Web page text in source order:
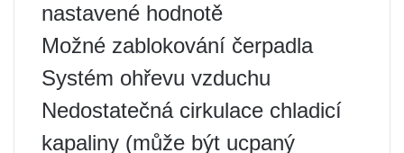
nastavené hodnotě
Možné zablokování čerpadla
Systém ohřevu vzduchu
Nedostatečná cirkulace chladicí
kapaliny (může být ucpaný